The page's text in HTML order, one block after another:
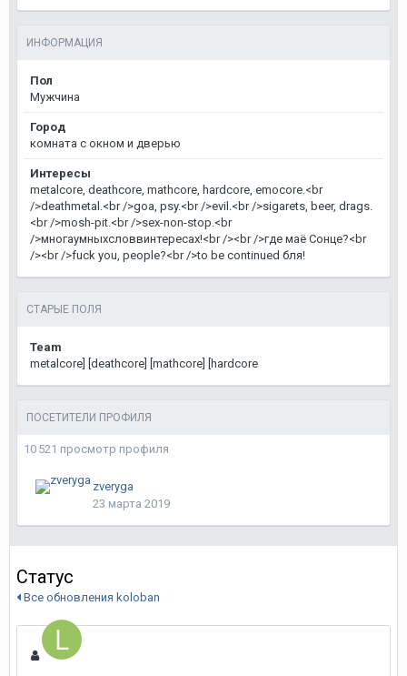
ИНФОРМАЦИЯ
Пол
Мужчина
Город
комната с окном и дверью
Интересы
metalcore, deathcore, mathcore, hardcore, emocore.<br
/>deathmetal.<br />goa, psy.<br />evil.<br />sigarets, beer, drags.
<br />mosh-pit.<br />sex-non-stop.<br
/>многаумныхсловвинтересах!<br /><br />где маё Сонце?<br
/><br />fuck you, people?<br />to be continued бля!
СТАРЫЕ ПОЛЯ
Team
metalcore] [deathcore] [mathcore] [hardcore
ПОСЕТИТЕЛИ ПРОФИЛЯ
10 521 просмотр профиля
zveryga
23 марта 2019
Статус
Все обновления koloban